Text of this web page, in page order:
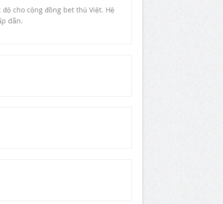
cho cộng đồng bet thủ Việt. Hệ
dẫn.